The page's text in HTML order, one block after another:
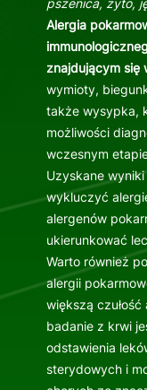
pszenica, żyto,
Alergia
znajdującym się
wymioty,
także wysypka,
możliwości
wczesnym
Uzyskane
wykluczyć
alergenów
ukierunkować
Warto również
alergii
większą
badanie z krwi
odstawienia
sterydowych i